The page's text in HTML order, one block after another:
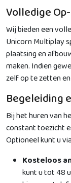
Volledige
Wij bieden een
Unicorn Multiplay
plaatsing en
maken. Indien
zelf op te zetten
Begeleiding
Bij het huren van
constant toezicht
Optioneel kunt u
Kosteloos
kunt u tot 48